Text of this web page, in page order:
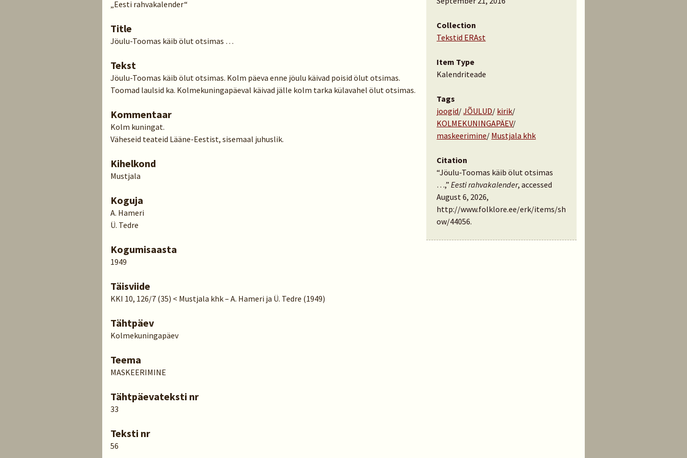
„Eesti rahvakalender“
Title
Jöulu-Toomas käib ölut otsimas …
Tekst
Jöulu-Toomas käib ölut otsimas. Kolm päeva enne jöulu käivad poisid ölut otsimas.
Toomad laulsid ka. Kolmekuningapäeval käivad jälle kolm tarka külavahel ölut otsimas.
Kommentaar
Kolm kuningat.
Väheseid teateid Lääne-Eestist, sisemaal juhuslik.
Kihelkond
Mustjala
Koguja
A. Hameri
Ü. Tedre
Kogumisaasta
1949
Täisviide
KKI 10, 126/7 (35) < Mustjala khk – A. Hameri ja Ü. Tedre (1949)
Tähtpäev
Kolmekuningapäev
Teema
MASKEERIMINE
Tähtpäevateksti nr
33
Teksti nr
56
Collection
Tekstid ERAst
Item Type
Kalendriteade
Tags
joogid/JÕULUD/ kirik/
KOLMEKUNINGAPÄEV/
maskeerimine/ Mustjala khk
Citation
“Jöulu-Toomas käib ölut otsimas
…,”Eesti rahvakalender, accessed
August 6, 2026,
http://www.folklore.ee/erk/items/sh
ow/44056.